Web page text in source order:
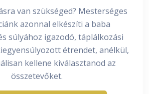
van szükséged? Mesterséges
azonnal elkészíti a baba
súlyához igazodó, táplálkozási
étrendet, anélkül,
kellene kiválasztanod az
összetevőket.